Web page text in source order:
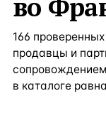
Кипр —Страна
Таиланд —
во
166 проверенных
продавцы и
в каталоге